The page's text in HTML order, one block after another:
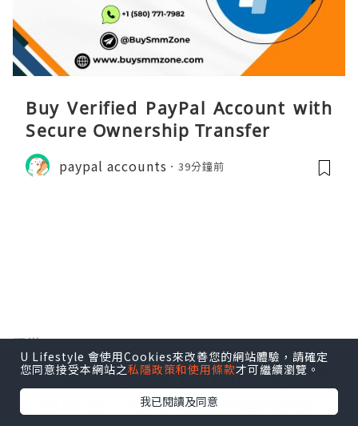
Buy Verified PayPal Account with
Secure Ownership Transfer
paypal accounts 39分鐘前
玩樂
【玩樂】”Love In The Sky" 無
人機表演．黃金海岸繡球花節｜
U Lifestyle 會使用Cookies來改善您的網站體驗，請確定
您同意接受本網站之私隱政策和使用條款才可繼續瀏覽。
我已閱讀及同意